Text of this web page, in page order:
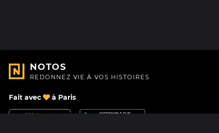
NOTOS
REDONNEZ VIE À VOS HISTOIRES
Fait avec à Paris